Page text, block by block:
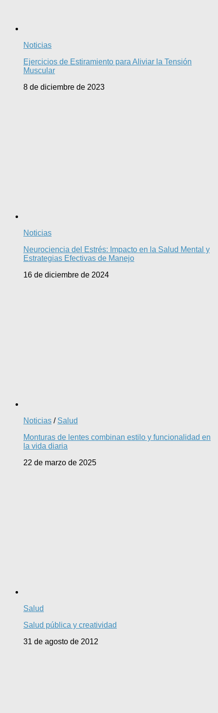
Noticias
Ejercicios de Estiramiento para Aliviar la Tensión
Muscular
8 de diciembre de 2023
Noticias
Neurociencia del Estrés: Impacto en la Salud Mental y
Estrategias Efectivas de Manejo
16 de diciembre de 2024
Noticias / Salud
Monturas de lentes combinan estilo y funcionalidad en
la vida diaria
22 de marzo de 2025
Salud
Salud pública y creatividad
31 de agosto de 2012